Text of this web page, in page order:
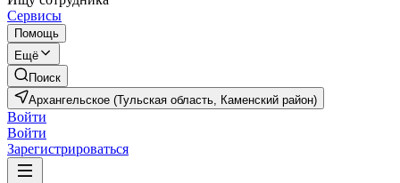
Сервисы
Помощь
Ещё
Поиск
Архангельское (Тульская область, Каменский район)
Войти
Войти
Зарегистрироваться